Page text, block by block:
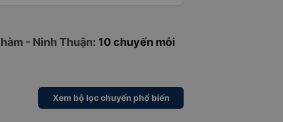
- Ninh Thuận: 10 chuyến mỗi
Xem bộ lọc chuyến phổ biến